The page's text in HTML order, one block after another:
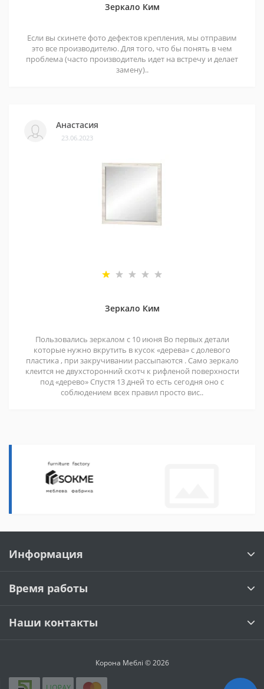
Зеркало Ким
Если вы скинете фото дефектов крепления, мы отправим
это все производителю. Для того, что бы понять в чем
проблема (часто производитель идет на встречу и делает
замену)..
Анастасия
23.06.2023
Зеркало Ким
Пользовались зеркалом с 10 июня Во первых детали
которые нужно вкрутить в кусок «дерева» с долевого
пластика , при закручивании рассыпаются . Само зеркало
клеится не двухсторонний скотч к рифленой поверхности
под «дерево» Спустя 13 дней то есть сегодня оно с
соблюдением всех правил просто вис..
Информация
Время работы
Наши контакты
Корона Меблі © 2026